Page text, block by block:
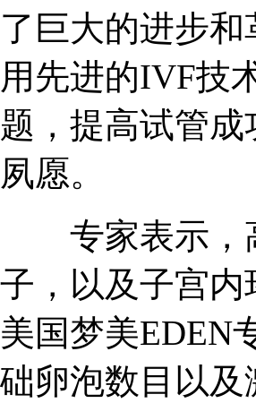
了巨大的进步
用先进的IVF技
题，提高试管
夙愿。
专家表示，高
子，以及子宫
美国梦美EDEN
础卵泡数目以